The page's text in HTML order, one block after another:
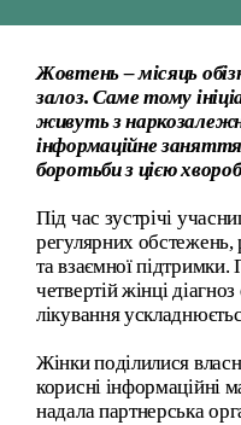
Жовтень – місяць
залоз. Саме тому
живуть з
інформаційне
боротьби з цією
Під час зустрічі
регулярних
та взаємної
четвертій жінці
лікування
Жінки поділилися
корисні інформаційні
надала партнерська